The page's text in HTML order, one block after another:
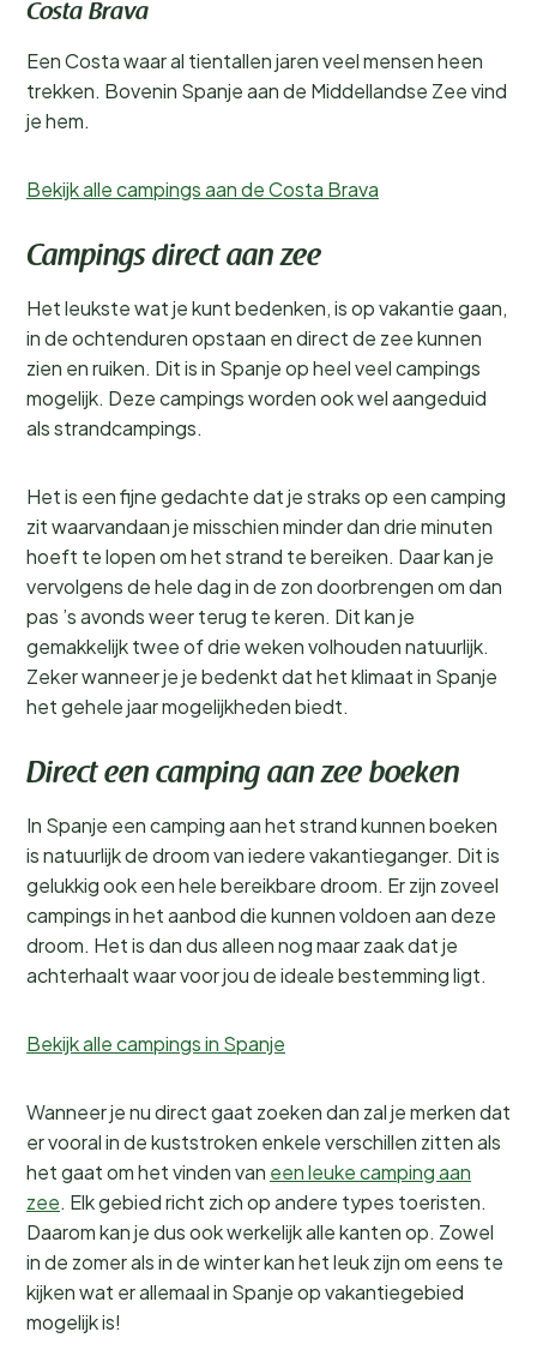
Costa Brava
Een Costa waar al tientallen jaren veel mensen heen
trekken. Bovenin Spanje aan de Middellandse Zee vind
je hem.
Bekijk alle campings aan de Costa Brava
Campings direct aan zee
Het leukste wat je kunt bedenken, is op vakantie gaan,
in de ochtenduren opstaan en direct de zee kunnen
zien en ruiken. Dit is in Spanje op heel veel campings
mogelijk. Deze campings worden ook wel aangeduid
als strandcampings.
Het is een fijne gedachte dat je straks op een camping
zit waarvandaan je misschien minder dan drie minuten
hoeft te lopen om het strand te bereiken. Daar kan je
vervolgens de hele dag in de zon doorbrengen om dan
pas ’s avonds weer terug te keren. Dit kan je
gemakkelijk twee of drie weken volhouden natuurlijk.
Zeker wanneer je je bedenkt dat het klimaat in Spanje
het gehele jaar mogelijkheden biedt.
Direct een camping aan zee boeken
In Spanje een camping aan het strand kunnen boeken
is natuurlijk de droom van iedere vakantieganger. Dit is
gelukkig ook een hele bereikbare droom. Er zijn zoveel
campings in het aanbod die kunnen voldoen aan deze
droom. Het is dan dus alleen nog maar zaak dat je
achterhaalt waar voor jou de ideale bestemming ligt.
Bekijk alle campings in Spanje
Wanneer je nu direct gaat zoeken dan zal je merken dat
er vooral in de kuststroken enkele verschillen zitten als
het gaat om het vinden van een leuke camping aan
zee. Elk gebied richt zich op andere types toeristen.
Daarom kan je dus ook werkelijk alle kanten op. Zowel
in de zomer als in de winter kan het leuk zijn om eens te
kijken wat er allemaal in Spanje op vakantiegebied
mogelijk is!